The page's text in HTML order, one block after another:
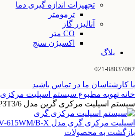
تجهیزات اندازه گیری دما
ترمومتر
آنالیزر گاز
CO متر
اکسیژن سنج
بلاگ
021-88837062
با کارشناسان ما در تماس باشید
خانه تهویه مطبوع سیستم اسپلیت مرکزی
سیستم اسپلیت مرکزی گرین مدل GRV12P3T3/6 نسل 6
اسپلیت مرکزی گری مدل GMV-615WM/B-X
بازگشت به محصولات